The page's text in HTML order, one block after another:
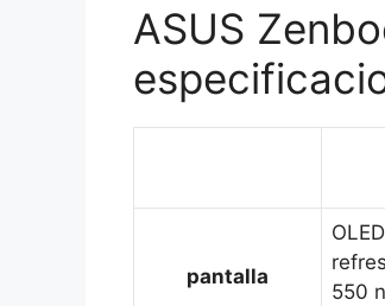
ASUS
pantalla
550